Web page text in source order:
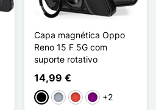
Capa magnética Oppo
Reno 15 F 5G com
suporte rotativo
14,99 €
PretoCinzentoVermelho
Púrpura
+2